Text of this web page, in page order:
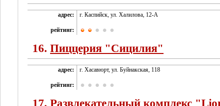
адрес: г. Каспийск, ул. Халилова, 12-А
рейтинг:
16. Пиццерия "Сицилия"
адрес: г. Хасавюрт, ул. Буйнакская, 118
рейтинг:
17. Развлекательный комплекс